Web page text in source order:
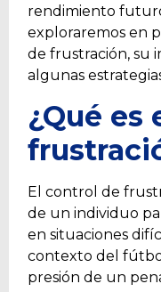
rendimiento
exploraremos en
de frustración, su
algunas
¿Qué es
El control de
de un individuo
en situaciones
contexto del
presión de un